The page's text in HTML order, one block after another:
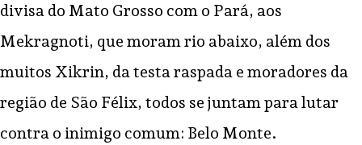
divisa do Mato Grosso com o Pará, aos
Mekragnoti, que moram rio abaixo, além dos
muitos Xikrin, da testa raspada e moradores da
região de São Félix, todos se juntam para lutar
contra o inimigo comum: Belo Monte.